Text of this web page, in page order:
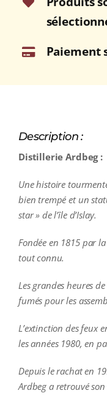
Paiement
Description :
Distillerie Ardbeg :
Une histoire
bien trempé et un
star » de l’île d’Islay.
Fondée en 1815 par
tout connu.
Les grandes heures
fumés pour les
L’extinction des feux
les années 1980, en
Depuis le rachat en
Ardbeg a retrouvé